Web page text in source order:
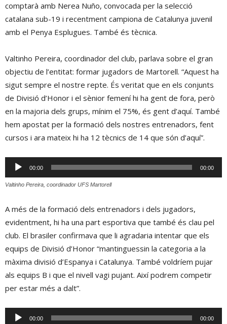
comptarà amb Nerea Nuño, convocada per la selecció
catalana sub-19 i recentment campiona de Catalunya juvenil
amb el Penya Esplugues. També és tècnica.
Valtinho Pereira, coordinador del club, parlava sobre el gran
objectiu de l’entitat: formar jugadors de Martorell. “Aquest ha
sigut sempre el nostre repte. És veritat que en els conjunts
de Divisió d’Honor i el sènior femení hi ha gent de fora, però
en la majoria dels grups, mínim el 75%, és gent d’aquí. També
hem apostat per la formació dels nostres entrenadors, fent
cursos i ara mateix hi ha 12 tècnics de 14 que són d’aquí”.
Reproductor
d'àudio
00:00 00:00
Valtinho Pereira, coordinador UFS Martorell
A més de la formació dels entrenadors i dels jugadors,
evidentment, hi ha una part esportiva que també és clau pel
club. El brasiler confirmava que li agradaria intentar que els
equips de Divisió d’Honor “mantinguessin la categoria a la
màxima divisió d’Espanya i Catalunya. També voldríem pujar
als equips B i que el nivell vagi pujant. Així podrem competir
per estar més a dalt”.
Reproductor
00:00 00:00